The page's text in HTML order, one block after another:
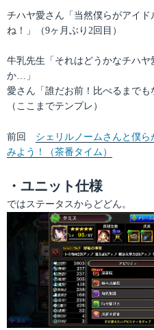
リ
ー
チハヤ愛さん「当然僕らがアイ
ね！」（9ヶ月ぶり2回目）
牛乳先生「それはどうかなチハ
か…」
愛さん「誰だお前！比べるまでも
（ここまでテンプレ）
前回 シェリルノームさんと僕
みよう！（茶番タイム）
・ユニット仕様
ではステータスからどどん。